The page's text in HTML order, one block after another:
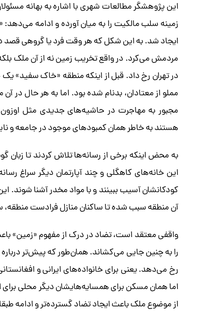
ایجاد شد. به این شکل که هر وقت فرد یا گروهی قصد
مردمش می‌کرد. در واقع تخریب زمین نه از آن ملک
در تهران رخ داد. قبل از اینکه منطقه «خاک سفید»
مملو از معتادان، بدنام شده بود. اما به هر حال در
مجبور به مهاجرت در حاشیه‌های جدیدی مثل اوزون
هستند به خاطر همان کمبودهای موجود در جامعه و
به محض اینکه برخی از رسانه‌ها تلاش کردند تا زبان
این خانه‌های کاهگلی و چند آپارتمان دیگر سراغ
کودکانشان آسیب ببینند و با مواد مخدر آشنا
آن منطقه سبب شده تا ساکنان منازل فرادست منطقه،
واقفی معتقد است، تضاد در درک از مفهوم «زمین»
را به چنین جایی می‌کشاند. همان‌طور که پیش‌تر
رخ می‌دهد. یعنی برای خانواده‌های ایرانی و
اما همان مسکن برای همسایه‌هایشان دیگر محلی
از موضوع ملک باعث ایجاد تضاد گسترده‌تر و ادامه